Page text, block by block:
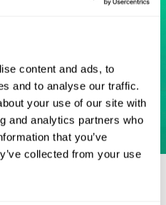
content and ads, to
and to analyse our traffic.
your use of our site with
and analytics partners who
that you’ve
collected from your use